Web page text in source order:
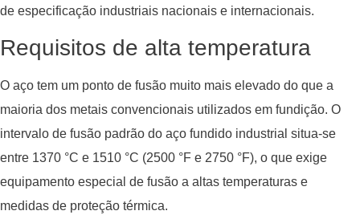
de especificação industriais nacionais e internacionais.
Requisitos de alta temperatura
O aço tem um ponto de fusão muito mais elevado do que a
maioria dos metais convencionais utilizados em fundição. O
intervalo de fusão padrão do aço fundido industrial situa-se
entre 1370 °C e 1510 °C (2500 °F e 2750 °F), o que exige
equipamento especial de fusão a altas temperaturas e
medidas de proteção térmica.